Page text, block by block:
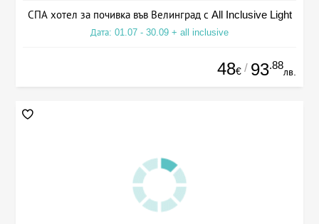
СПА хотел за почивка във Велинград с All Inclusive Light
Дата: 01.07 - 30.09 + all inclusive
48€ / 93.88
лв.